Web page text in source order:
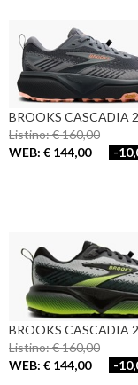
BROOKS CASCADIA
Listino: € 160,00
WEB: € 144,00
-
BROOKS CASCADIA
Listino: € 160,00
WEB: € 144,00
-